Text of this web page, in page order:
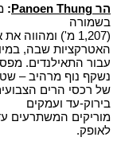
הר Panoen Thung :
בשמורה
(1,207 מ') ומהווה
האטרקציות שבה,
עבור התאילנדים.
נשקף נוף מרהיב –
של רכסי הרים
בירוק-עד ועמקים
מוריקים המשתרעים
לאופק.